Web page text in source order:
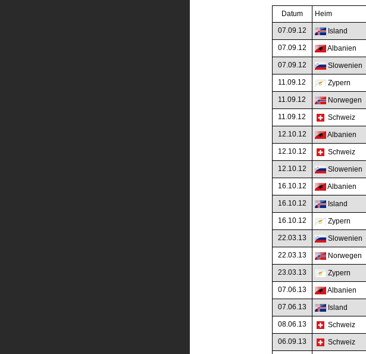
Datum Heim
07.09.12
Island
07.09.12 Albanien
07.09.12 Slowenien
11.09.12 Zypern
11.09.12 Norwegen
11.09.12 Schweiz
12.10.12 Albanien
12.10.12 Schweiz
12.10.12 Slowenien
16.10.12 Albanien
16.10.12 Island
16.10.12 Zypern
22.03.13 Slowenien
22.03.13 Norwegen
23.03.13 Zypern
07.06.13 Albanien
07.06.13 Island
08.06.13 Schweiz
06.09.13 Schweiz